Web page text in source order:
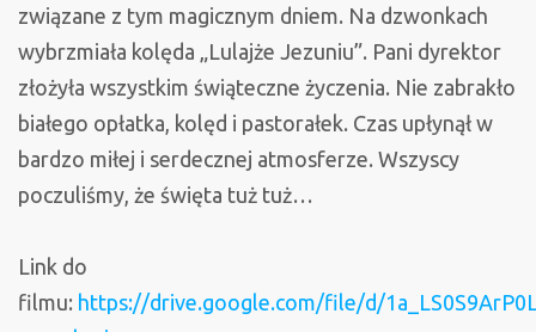
związane z tym magicznym dniem. Na dzwonkach
wybrzmiała kolęda „Lulajże Jezuniu”. Pani dyrektor
złożyła wszystkim świąteczne życzenia. Nie zabrakło
białego opłatka, kolęd i pastorałek. Czas upłynął w
bardzo miłej i serdecznej atmosferze. Wszyscy
poczuliśmy, że święta tuż tuż…
Link do
filmu: https://drive.google.com/file/d/